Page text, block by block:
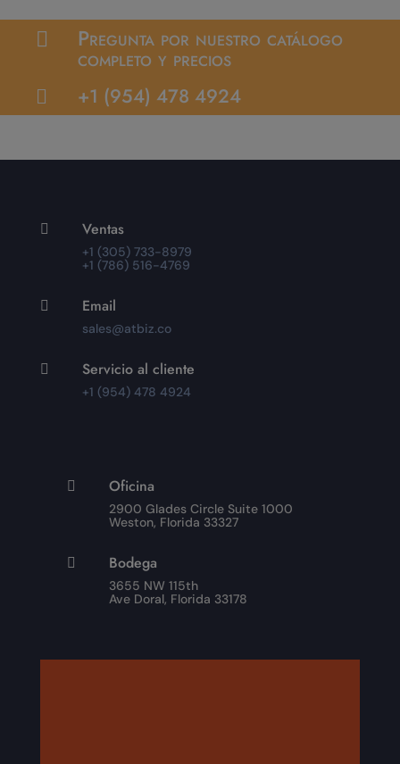
 Pregunta por nuestro catálogo
completo y precios
 +1 (954) 478 4924
 Ventas
+1 (305) 733-8979
+1 (786) 516-4769
 Email
sales@atbiz.co
 Servicio al cliente
+1 (954) 478 4924
 Oficina
2900 Glades Circle Suite 1000
Weston, Florida 33327
 Bodega
3655 NW 115th
Ave Doral, Florida 33178